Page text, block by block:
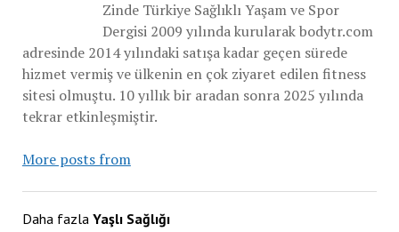
Zinde Türkiye Sağlıklı Yaşam ve Spor
Dergisi 2009 yılında kurularak bodytr.com
adresinde 2014 yılındaki satışa kadar geçen sürede
hizmet vermiş ve ülkenin en çok ziyaret edilen fitness
sitesi olmuştu. 10 yıllık bir aradan sonra 2025 yılında
tekrar etkinleşmiştir.
More posts from
Daha fazla Yaşlı Sağlığı